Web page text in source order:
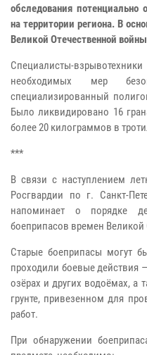
обследования
на территории региона. В
Великой Отечественной
Специалисты-
необходимых мер
специализированный
Было ликвидировано 16
более 20 килограммов в
***
В связи с наступлением
Росгвардии по г. Санкт-
напоминает о порядке
боеприпасов времен
Старые боеприпасы могут
проходили боевые действия
озёрах и других водоёмах, а
грунте, привезенном для
работ.
При обнаружении